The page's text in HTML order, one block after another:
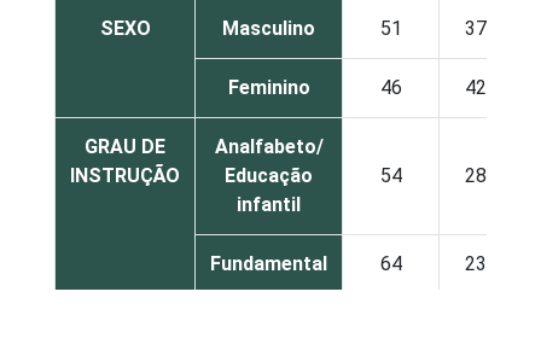
SEXO Masculino 51 37
Feminino 46 42
GRAU DE
INSTRUÇÃO
Analfabeto/
Educação
infantil
54 28
Fundamental 64 23